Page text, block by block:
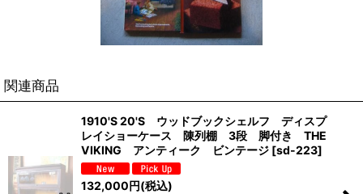
関連商品
1910'S 20'S ウッドブックシェルフ ディスプ
レイショーケース 陳列棚 3段 脚付き THE
VIKING アンティーク ビンテージ [sd-223]
132,000円(税込)